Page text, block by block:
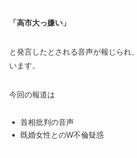
「高市大っ嫌い」
と発言したとされる音声が報じられ
います。
今回の報道は
首相批判の音声
既婚女性とのW不倫疑惑